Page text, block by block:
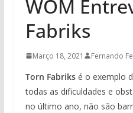
WOM
Fabriks
Março 18, 2021 Fernando
Torn Fabriksé o exemplo
todas as dificuldades e
no último ano, não são